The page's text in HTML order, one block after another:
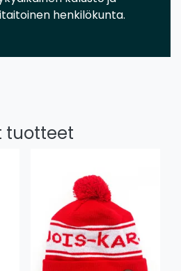
henkilökunta.
tuotteet